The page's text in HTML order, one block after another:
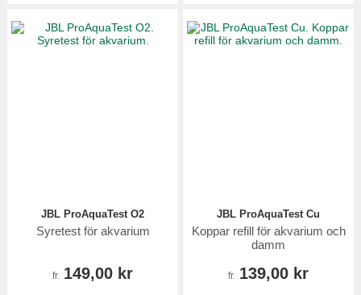
JBL ProAquaTest O2
Syretest för akvarium
fr. 149,00 kr
JBL ProAquaTest Cu
Koppar refill för akvarium och
damm
fr. 139,00 kr